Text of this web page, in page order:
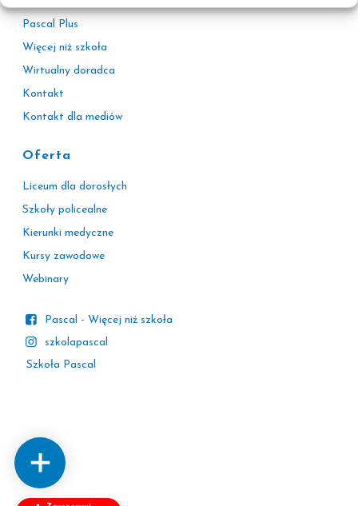
Pascal Plus
Więcej niż szkoła
Wirtualny doradca
Kontakt
Kontakt dla mediów
Oferta
Liceum dla dorosłych
Szkoły policealne
Kierunki medyczne
Kursy zawodowe
Webinary
Pascal - Więcej niż szkoła
szkolapascal
Szkoła Pascal